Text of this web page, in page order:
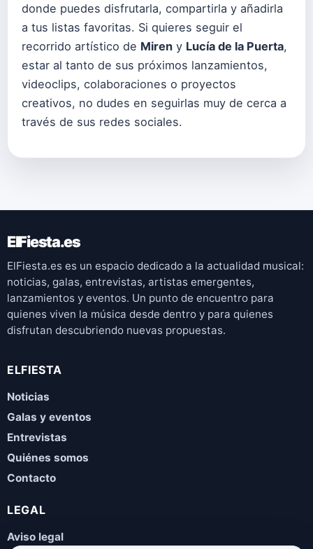
donde puedes disfrutarla, compartirla y añadirla
a tus listas favoritas. Si quieres seguir el
recorrido artístico de Miren y Lucía de la Puerta,
estar al tanto de sus próximos lanzamientos,
videoclips, colaboraciones o proyectos
creativos, no dudes en seguirlas muy de cerca a
través de sus redes sociales.
ElFiesta.es
ElFiesta.es es un espacio dedicado a la actualidad musical:
noticias, galas, entrevistas, artistas emergentes,
lanzamientos y eventos. Un punto de encuentro para
quienes viven la música desde dentro y para quienes
disfrutan descubriendo nuevas propuestas.
ELFIESTA
Noticias
Galas y eventos
Entrevistas
Quiénes somos
Contacto
LEGAL
Aviso legal